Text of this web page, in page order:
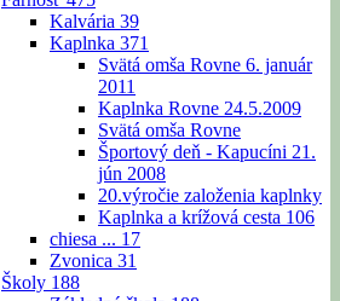
Kalvária 39
Kaplnka 371
Svätá omša Rovne 6. január
2011
Kaplnka Rovne 24.5.2009
Svätá omša Rovne
Športový deň - Kapucíni 21.
jún 2008
20.výročie založenia kaplnky
Kaplnka a krížová cesta 106
chiesa ... 17
Zvonica 31
Školy 188